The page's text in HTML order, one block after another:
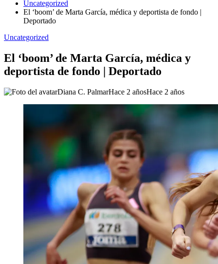
Uncategorized
El ‘boom’ de Marta García, médica y deportista de fondo |
Deportado
Uncategorized
El ‘boom’ de Marta García, médica y
deportista de fondo | Deportado
Diana C. PalmarHace 2 añosHace 2 años